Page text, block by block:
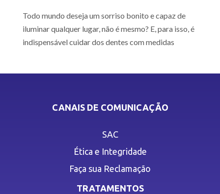
Todo mundo deseja um sorriso bonito e capaz de
iluminar qualquer lugar, não é mesmo? E, para isso, é
indispensável cuidar dos dentes com medidas
CANAIS DE COMUNICAÇÃO
SAC
Ética e Integridade
Faça sua Reclamação
TRATAMENTOS